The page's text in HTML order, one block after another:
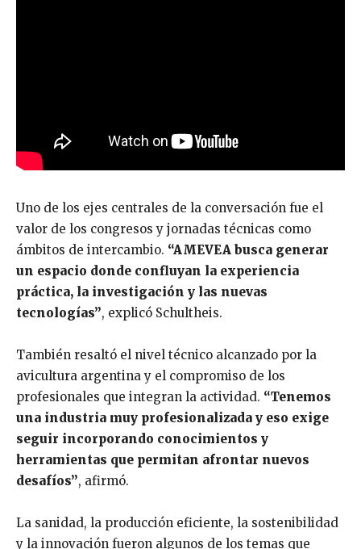
Uno de los ejes centrales de la conversación fue el
valor de los congresos y jornadas técnicas como
ámbitos de intercambio. “AMEVEA busca generar
un espacio donde confluyan la experiencia
práctica, la investigación y las nuevas
tecnologías”, explicó Schultheis.
También resaltó el nivel técnico alcanzado por la
avicultura argentina y el compromiso de los
profesionales que integran la actividad. “Tenemos
una industria muy profesionalizada y eso exige
seguir incorporando conocimientos y
herramientas que permitan afrontar nuevos
desafíos”, afirmó.
La sanidad, la producción eficiente, la sostenibilidad
y la innovación fueron algunos de los temas que